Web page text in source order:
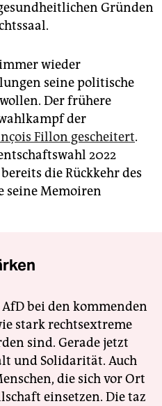
Gründen
wieder
seine politische
Der frühere
der
Fillon gescheitert.
2022
die Rückkehr des
seine Memoiren
bei den kommenden
stark rechtsextreme
sind. Gerade jetzt
und Solidarität. Auch
die sich vor Ort
einsetzen. Die taz